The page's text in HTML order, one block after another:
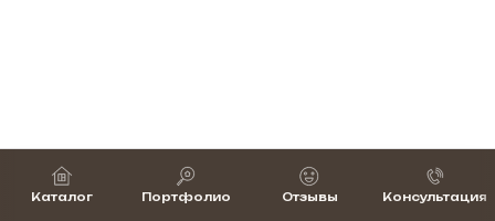
Каталог Портфолио Отзывы Консультация